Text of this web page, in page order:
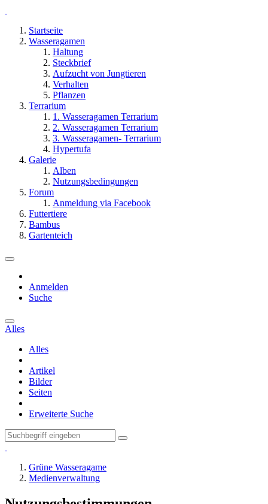
Startseite
Wasseragamen
Haltung
Steckbrief
Aufzucht von Jungtieren
Verhalten
Pflanzen
Terrarium
1. Wasseragamen Terrarium
2. Wasseragamen Terrarium
3. Wasseragamen- Terrarium
Hypertufa
Galerie
Alben
Nutzungsbedingungen
Forum
Anmeldung via Facebook
Futtertiere
Bambus
Gartenteich
Anmelden
Suche
Alles
Alles
Artikel
Bilder
Seiten
Erweiterte Suche
Grüne Wasseragame
Medienverwaltung